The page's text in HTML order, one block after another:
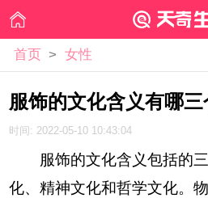
首页 > 女性
服饰的文化含义有哪
时间: 2022-05-10 10:43:04
服饰的文化含义包括的三
化、精神文化和哲学文化。